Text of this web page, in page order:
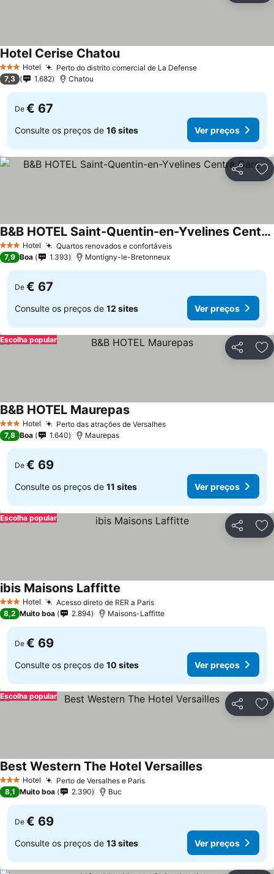
3 EstrelasHotel Perto do distrito comercial de La DefenseVer preços
Hotel Cerise ChatouVer preços
7,3 1.682 Chatou
De € 67
Consulte os preços de 16 sites Ver preços
Partilhar
3 EstrelasHotel Quartos renovados e confortáveisVer preços
B&B HOTEL Saint-Quentin-en-Yvelines Centre Gare
Ver preços
7,9 Boa 1.393 Montigny-le-Bretonneux
De € 67
Consulte os preços de 12 sites Ver preços
Partilhar
Escolha popular
3 EstrelasHotel Perto das atrações de VersalhesVer preços
B&B HOTEL MaurepasVer preços
7,8 Boa 1.640 Maurepas
De € 69
Consulte os preços de 11 sites Ver preços
Partilhar
Escolha popular
3 EstrelasHotel Acesso direto de RER a ParisVer preços
ibis Maisons Laffitte
8,2 Muito boa 2.894 Maisons-Laffitte
De € 69
Consulte os preços de 10 sites Ver preços
Partilhar
Escolha popular
3 EstrelasHotel Perto de Versalhes e ParisVer preços
Best Western The Hotel VersaillesVer preços
8,1 Muito boa 2.390 Buc
De € 69
Consulte os preços de 13 sites Ver preços